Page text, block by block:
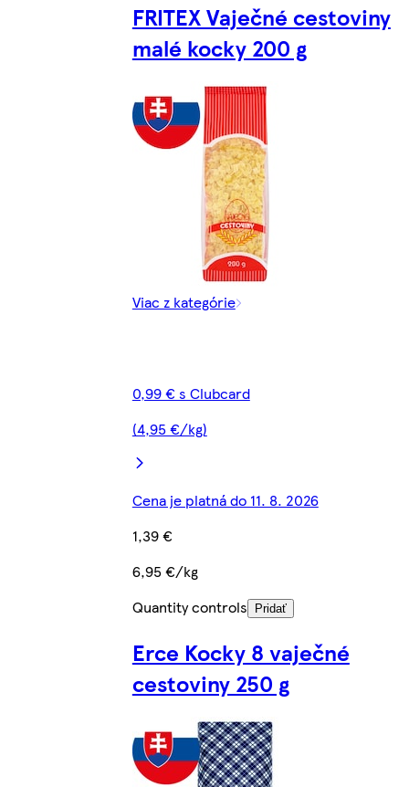
FRITEX Vaječné cestoviny
malé kocky 200 g
Viac z kategórie
0,99 € s Clubcard
(4,95 €/kg)
Cena je platná do 11. 8. 2026
1,39 €
6,95 €/kg
Quantity controls
Pridať
Erce Kocky 8 vaječné
cestoviny 250 g